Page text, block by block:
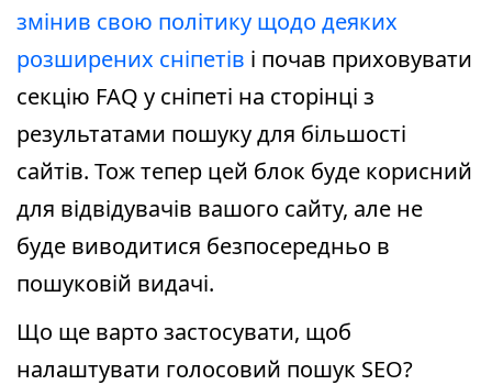
змінив свою політику щодо деяких
розширених сніпетів і почав приховувати
секцію FAQ у сніпеті на сторінці з
результатами пошуку для більшості
сайтів. Тож тепер цей блок буде корисний
для відвідувачів вашого сайту, але не
буде виводитися безпосередньо в
пошуковій видачі.
Що ще варто застосувати, щоб
налаштувати голосовий пошук SEO?